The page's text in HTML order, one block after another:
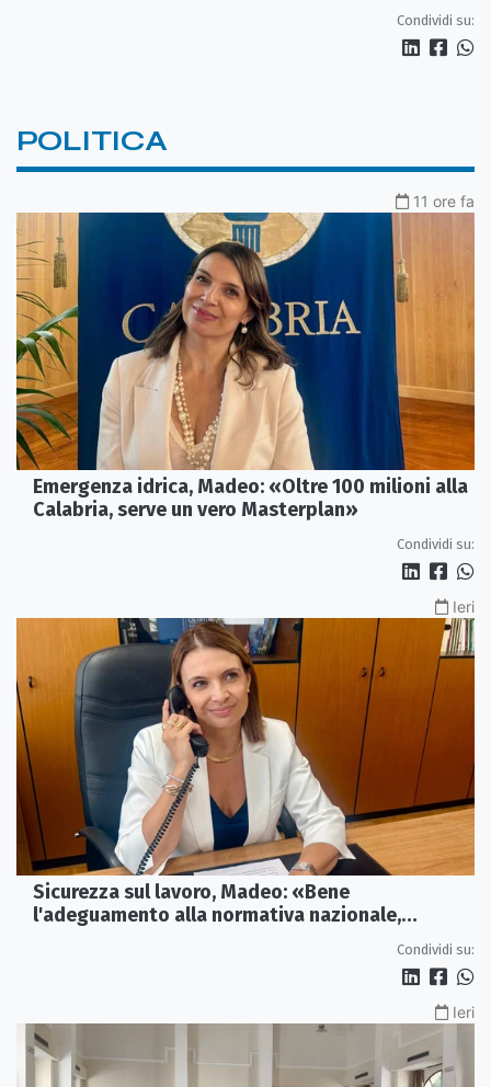
Condividi su:
POLITICA
11 ore fa
Emergenza idrica, Madeo: «Oltre 100 milioni alla
Calabria, serve un vero Masterplan»
Condividi su:
Ieri
Sicurezza sul lavoro, Madeo: «Bene
l'adeguamento alla normativa nazionale,
Condividi su:
Ieri